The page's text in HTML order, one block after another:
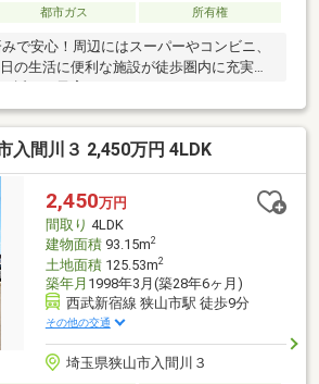
都市ガス 所有権
で安心！周辺にはスーパーやコンビニ、
の生活に便利な施設が徒歩圏内に充実し
金0から購入可能■提携銀行多数、住宅ロ
でまとめてご案内！ご見学希望のお客様
お問合せください♪■内見予約受付中！お
も可能です♪
入間川３ 2,450万円 4LDK
2,450万円
間取り 4LDK
建物面積93.15m2
土地面積125.53m2
築年月 1998年3月(築28年6ヶ月)
西武新宿線 狭山市駅 徒歩9分
その他の交通
埼玉県狭山市入間川３